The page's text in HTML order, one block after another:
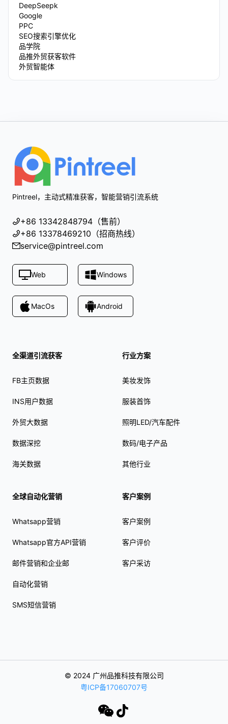
DeepSeepk
Google
PPC
SEO搜索引擎优化
品学院
品推外贸获客软件
外贸智能体
Pintreel，主动式精准获客，智能营销引流系统
+86 13342848794（售前）
+86 13378469210（招商热线）
service@pintreel.com
Web Windows
MacOs Android
全渠道引流获客
FB主页数据
INS用户数据
外贸大数据
数据深挖
海关数据
全球自动化营销
Whatsapp营销
Whatsapp官方API营销
邮件营销和企业邮
自动化营销
SMS短信营销
行业方案
美妆发饰
服装首饰
照明LED/汽车配件
数码/电子产品
其他行业
客户案例
客户案例
客户评价
客户采访
© 2024 广州品推科技有限公司
粤ICP备17060707号